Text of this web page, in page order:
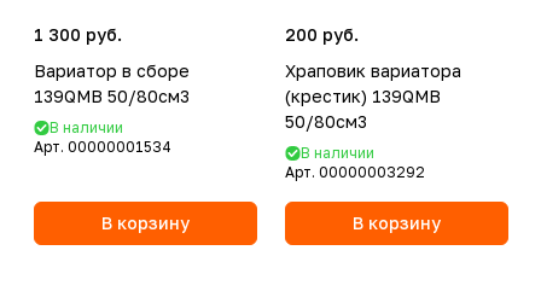
1 300 руб.
Вариатор в сборе
139QMB 50/80см3
В наличии
Арт. 00000001534
В корзину
200 руб.
Храповик вариатора
(крестик) 139QMB
50/80см3
В наличии
Арт. 00000003292
В корзину